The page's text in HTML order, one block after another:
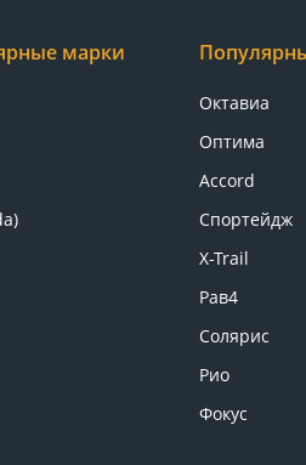
марки
Октавиа
Оптима
Accord
Спортейдж
X-Trail
Рав4
Солярис
Рио
Фокус